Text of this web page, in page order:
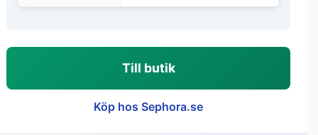
Till butik
Köp hos Sephora.se